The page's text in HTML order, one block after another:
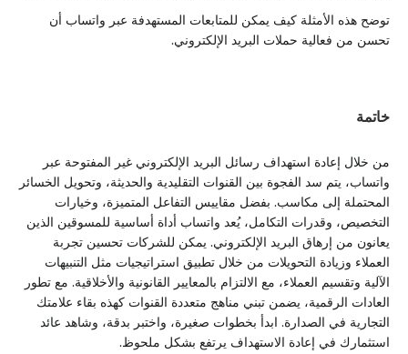
توضح هذه الأمثلة كيف يمكن للمتابعات المستهدفة عبر واتساب أن
تحسن من فعالية حملات البريد الإلكتروني.
خاتمة
من خلال إعادة استهداف رسائل البريد الإلكتروني غير المفتوحة عبر
واتساب، يتم سد الفجوة بين القنوات التقليدية والحديثة، وتحويل الخسائر
المحتملة إلى مكاسب. بفضل مقاييس التفاعل المتميزة، وخيارات
التخصيص، وقدرات التكامل، يُعد واتساب أداة أساسية للمسوقين الذين
يعانون من إرهاق البريد الإلكتروني. يمكن للشركات تحسين تجربة
العملاء وزيادة التحويلات من خلال تطبيق استراتيجيات مثل التنبيهات
الآلية وتقسيم العملاء، مع الالتزام بالمعايير القانونية والأخلاقية. مع تطور
العادات الرقمية، يضمن تبني مناهج متعددة القنوات كهذه بقاء علامتك
التجارية في الصدارة. ابدأ بخطوات صغيرة، واختبر بدقة، وشاهد عائد
استثمارك في إعادة الاستهداف يرتفع بشكل ملحوظ.